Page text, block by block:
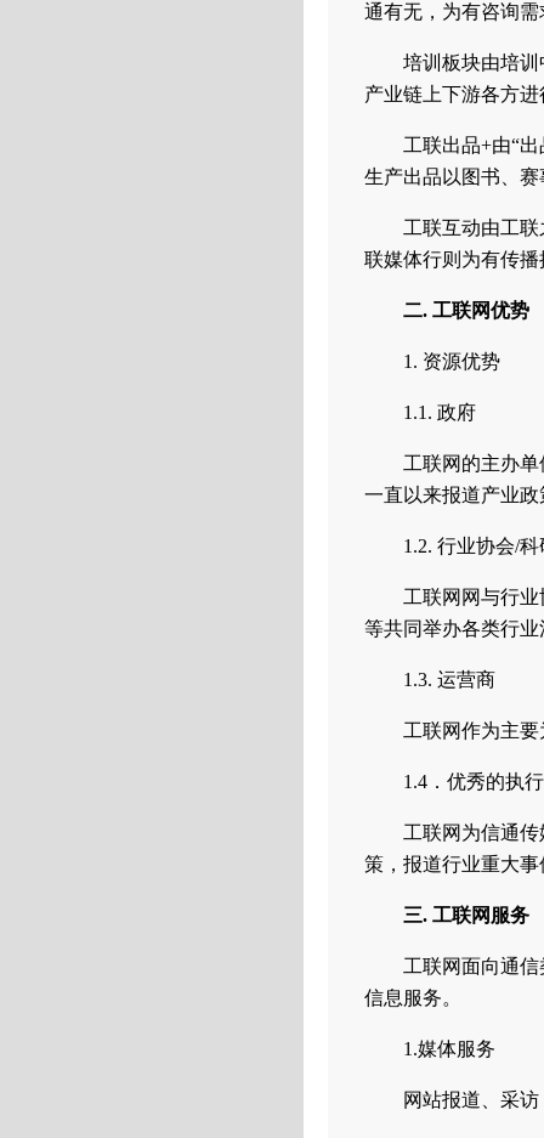
通有无，为有咨询
培训板块由培
产业链上下游各方
工联出品+由“
生产出品以图书、
工联互动由工
联媒体行则为有传
二. 工联网优势
1. 资源优势
1.1. 政府
工联网的主办
一直以来报道产业
1.2. 行业协会/
工联网网与行
等共同举办各类行业
1.3. 运营商
工联网作为主
1.4．优秀的执
工联网为信通
策，报道行业重大
三. 工联网服务
工联网面向通
信息服务。
1.媒体服务
网站报道、采访